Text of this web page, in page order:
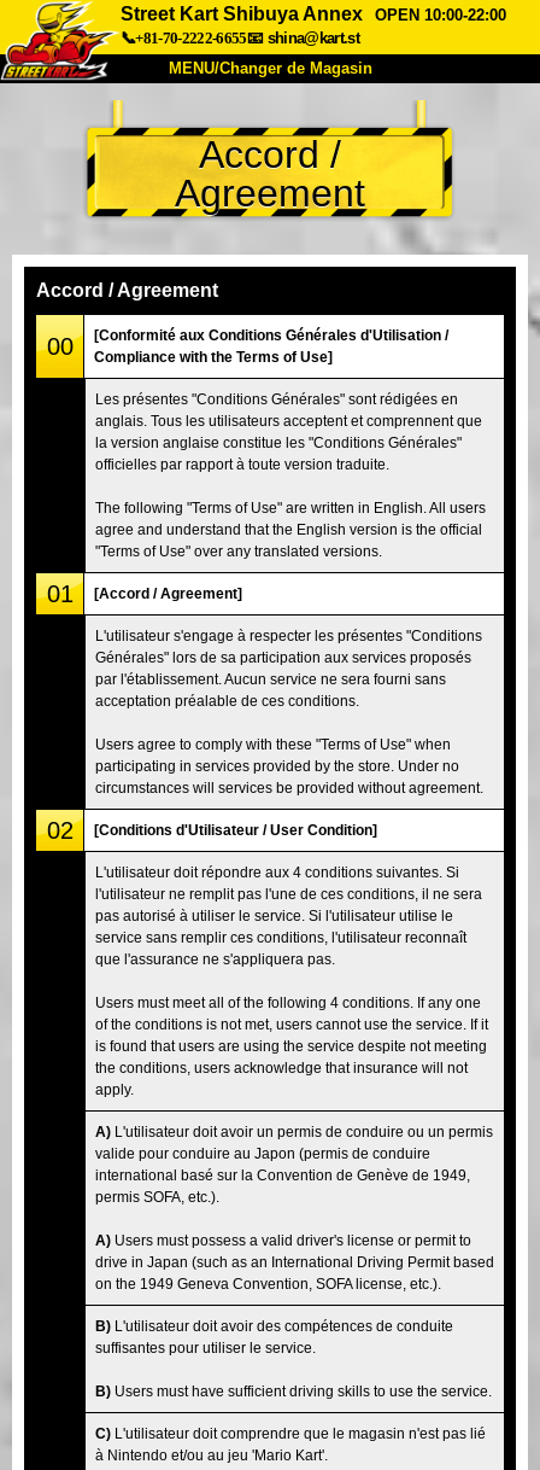
Street Kart Shibuya Annex
OPEN 10:00-22:00
📞+81-70-2222-6655📧 shina@kart.st
MENU/Changer de Magasin
À Propos Caractéristiques Tarifs
Accès Avis FAQ
Réservation
Changer de Magasin
Tokyo Shinagawa
Tokyo Akihabara#2
Tokyo Shibuya Annexe Baie de Tokyo
Tokyo Asakusa Osaka
Accord /
Agreement
Accord / Agreement
00
[Conformité aux Conditions Générales d'Utilisation /
Compliance with the Terms of Use]
Les présentes "Conditions Générales" sont rédigées en
anglais. Tous les utilisateurs acceptent et comprennent que
la version anglaise constitue les "Conditions Générales"
officielles par rapport à toute version traduite.
The following "Terms of Use" are written in English. All users
agree and understand that the English version is the official
"Terms of Use" over any translated versions.
01 [Accord / Agreement]
L'utilisateur s'engage à respecter les présentes "Conditions
Générales" lors de sa participation aux services proposés
par l'établissement. Aucun service ne sera fourni sans
acceptation préalable de ces conditions.
Users agree to comply with these "Terms of Use" when
participating in services provided by the store. Under no
circumstances will services be provided without agreement.
02 [Conditions d'Utilisateur / User Condition]
L'utilisateur doit répondre aux 4 conditions suivantes. Si
l'utilisateur ne remplit pas l'une de ces conditions, il ne sera
pas autorisé à utiliser le service. Si l'utilisateur utilise le
service sans remplir ces conditions, l'utilisateur reconnaît
que l'assurance ne s'appliquera pas.
Users must meet all of the following 4 conditions. If any one
of the conditions is not met, users cannot use the service. If it
is found that users are using the service despite not meeting
the conditions, users acknowledge that insurance will not
apply.
A) L'utilisateur doit avoir un permis de conduire ou un permis
valide pour conduire au Japon (permis de conduire
international basé sur la Convention de Genève de 1949,
permis SOFA, etc.).
A) Users must possess a valid driver's license or permit to
drive in Japan (such as an International Driving Permit based
on the 1949 Geneva Convention, SOFA license, etc.).
B) L'utilisateur doit avoir des compétences de conduite
suffisantes pour utiliser le service.
B) Users must have sufficient driving skills to use the service.
C) L'utilisateur doit comprendre que le magasin n'est pas lié
à Nintendo et/ou au jeu 'Mario Kart'.